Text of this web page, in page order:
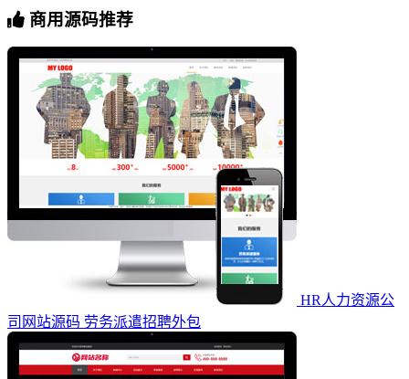
商用源码推荐
HR人力资源公
司网站源码 劳务派遣招聘外包